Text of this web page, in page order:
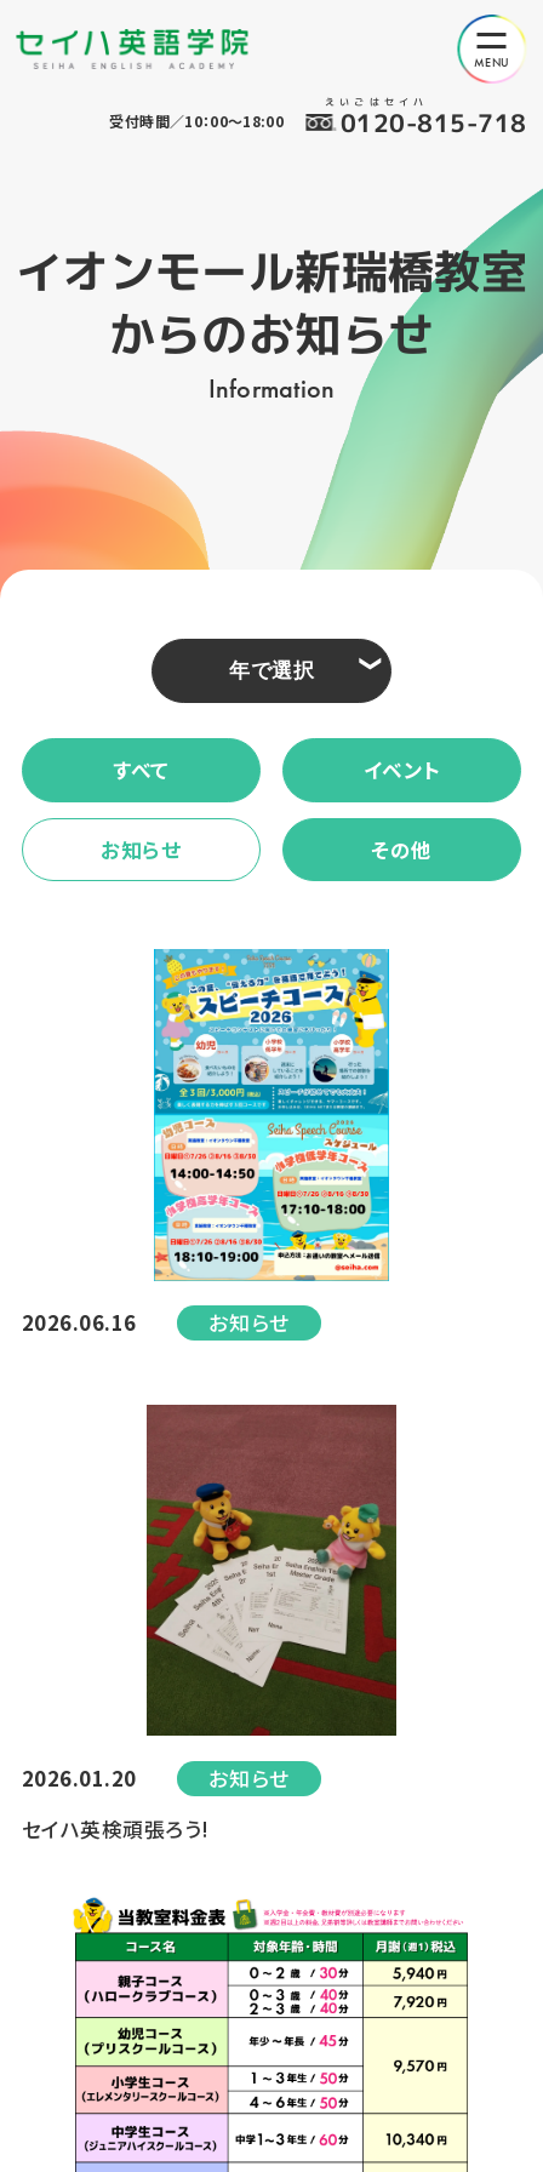
えいごはセイハ
0120-815-718
受付時間／10：00～18:00
イオンモール新瑞橋教室
からのお知らせ
Information
❮
すべて イベント
お知らせ その他
2026.06.16 お知らせ
2026.01.20
お知らせ
セイハ英検頑張ろう!